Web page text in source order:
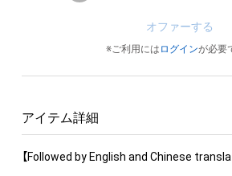
オファーする
※ご利用には ログインが必要
アイテム詳細
【Followed by English and Chinese